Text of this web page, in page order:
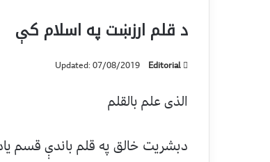
د قلم ارزښت په اسلام کې
Editorial
Updated: 07/08/2019
الذی علم بالقلم
دبشریت خالق په قلم باندې قسم